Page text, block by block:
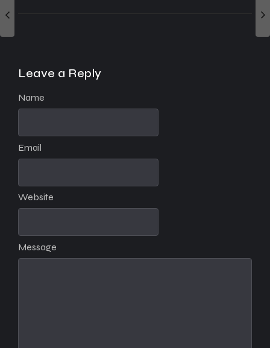
Leave a Reply
Message
Name
Email
Website